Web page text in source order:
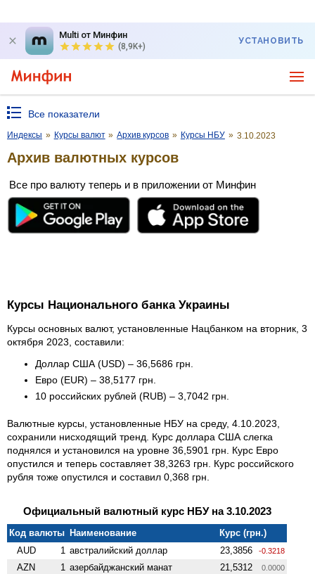
Multi от Минфин
(8,9K+)
УСТАНОВИТЬ
Все показатели
Индексы » Курсы валют » Архив курсов » Курсы НБУ » 3.10.2023
Архив валютных курсов
Все про валюту теперь и в приложении от Минфин
Курсы Национального банка Украины
Курсы основных валют, установленные Нацбанком на вторник, 3
октября 2023, составили:
Доллар США (USD) – 36,5686 грн.
Евро (EUR) – 38,5177 грн.
10 российских рублей (RUB) – 3,7042 грн.
Валютные курсы, установленные НБУ на среду, 4.10.2023,
сохранили нисходящий тренд. Курс доллара США слегка
поднялся и установился на уровне 36,5901 грн. Курс Евро
опустился и теперь составляет 38,3263 грн. Курс российского
рубля тоже опустился и составил 0,368 грн.
Официальный валютный курс НБУ на 3.10.2023
Код валюты Наименование
Курс (грн.)
AUD
1 австралийский доллар 23,3856 -0.3218
AZN 1 азербайджанский манат 21,5312 0.0000